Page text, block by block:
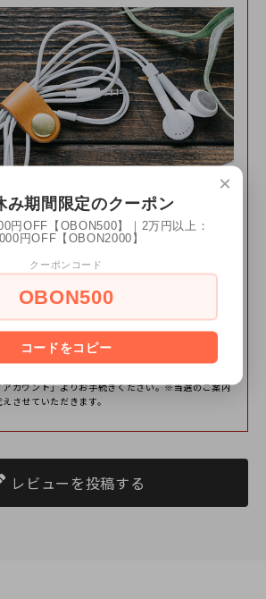
トに購入しました！誕生日間近に注文
いう要望を書かせてもらったところ、
誕生日に間に合うように発送して頂き
ング等一つひとつ丁寧ですごく感動し
た工房だよりも可愛かったです。本当
ました。
だきます！
選びいただきまして誠にありがとうござ
までにお時間を頂いておりますが、でき
作させて頂きたく思っておりますので、
心しております(^^)
たら、またのご利用をお待ちしておりま
た！
ビスの向上、品質の改善のために
客様の声をお聞かせください。
投稿いただいた⽅の中から抽選で
コードホルダーをプレゼント!
ーザ登録が必要です。※賞品はユーザ登録のご住所
カウント」よりお⼿続きください。※当選のご案内
させていただきます。
レビューを投稿する
×
み期間限定のクーポン
円OFF【OBON500】｜2万円以上：
円OFF【OBON2000】
クーポンコード
OBON500
コードをコピー